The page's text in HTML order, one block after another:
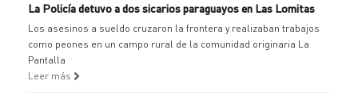
La Policía detuvo a dos sicarios paraguayos en Las Lomitas
Los asesinos a sueldo cruzaron la frontera y realizaban trabajos
como peones en un campo rural de la comunidad originaria La
Pantalla
Leer más